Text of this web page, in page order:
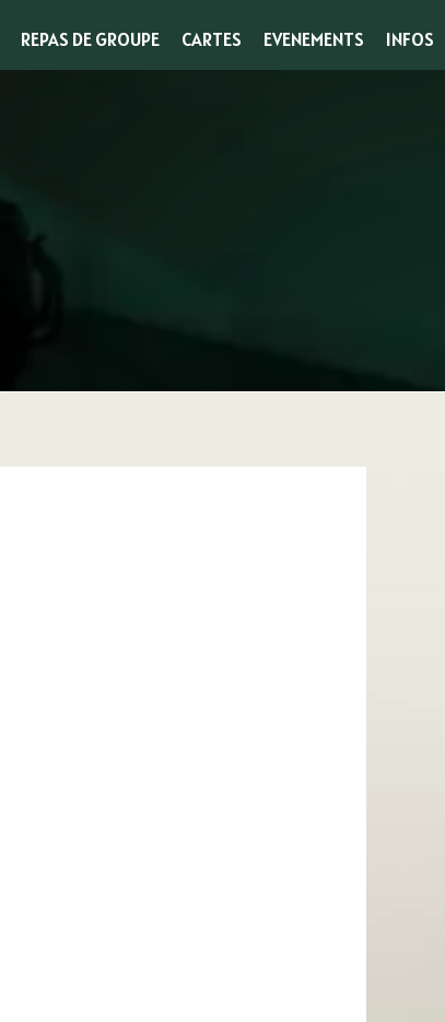
REPAS DE GROUPE CARTES EVENEMENTS INFOS